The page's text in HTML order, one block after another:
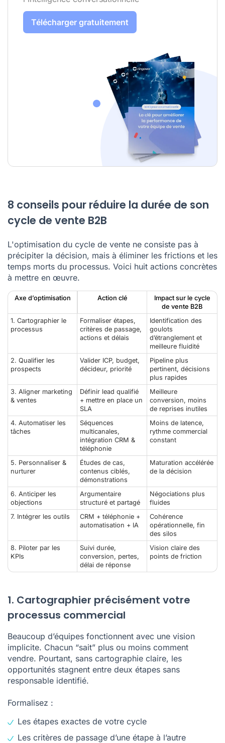
Télécharger gratuitement
8 conseils pour réduire la durée de son
cycle de vente B2B
L'optimisation du cycle de vente ne consiste pas à
précipiter la décision, mais à éliminer les frictions et les
temps morts du processus. Voici huit actions concrètes
à mettre en œuvre.
Axe d’optimisation Action clé
Impact sur le cycle
de vente B2B
1. Cartographier le
processus
Formaliser étapes,
critères de passage,
actions et délais
Identification des
goulots
d’étranglement et
meilleure fluidité
2. Qualifier les
prospects
Valider ICP, budget,
décideur, priorité
Pipeline plus
pertinent, décisions
plus rapides
3. Aligner marketing
& ventes
Définir lead qualifié
+ mettre en place un
SLA
Meilleure
conversion, moins
de reprises inutiles
4. Automatiser les
tâches
Séquences
multicanales,
intégration CRM &
téléphonie
Moins de latence,
rythme commercial
constant
5. Personnaliser &
nurturer
Études de cas,
contenus ciblés,
démonstrations
Maturation accélérée
de la décision
6. Anticiper les
objections
Argumentaire
structuré et partagé
Négociations plus
fluides
7. Intégrer les outils
CRM + téléphonie +
automatisation + IA
Cohérence
opérationnelle, fin
des silos
8. Piloter par les
KPIs
Suivi durée,
conversion, pertes,
délai de réponse
Vision claire des
points de friction
1. Cartographier précisément votre
processus commercial
Beaucoup d’équipes fonctionnent avec une vision
implicite. Chacun “sait” plus ou moins comment
vendre. Pourtant, sans cartographie claire, les
opportunités stagnent entre deux étapes sans
responsable identifié.
Formalisez :
Les étapes exactes de votre cycle
Les critères de passage d’une étape à l’autre